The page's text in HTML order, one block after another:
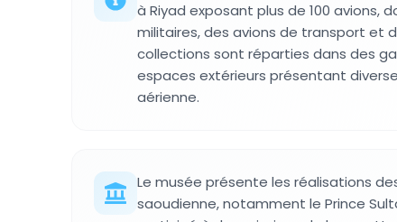
à Riyad exposant plus de 100 avions,
militaires, des avions de transport et
collections sont réparties dans des
espaces extérieurs présentant
aérienne.
Le musée présente les réalisations
saoudienne, notamment le Prince